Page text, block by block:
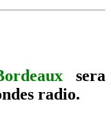
sera
radio.